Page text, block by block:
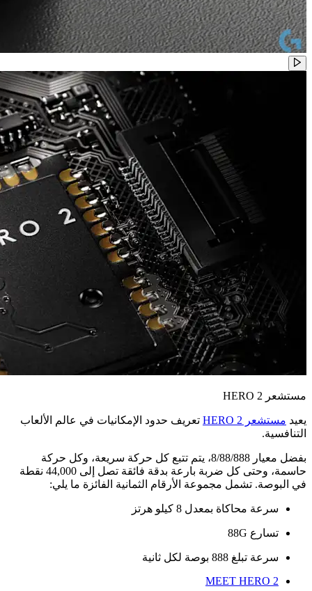
مستشعر HERO 2
يعيد مستشعر HERO 2
تعريف حدود الإمكانيات في عالم الألعاب
التنافسية.
بفضل معيار 8/88/888، يتم تتبع كل حركة سريعة، وكل حركة
حاسمة، وحتى كل ضربة بارعة بدقة فائقة تصل إلى 44,000 نقطة
في البوصة. تشمل مجموعة الأرقام الثمانية الفائزة ما يلي:
سرعة محاكاة بمعدل 8 كيلو هرتز
تسارع 88G
سرعة تبلغ 888 بوصة لكل ثانية
MEET HERO 2